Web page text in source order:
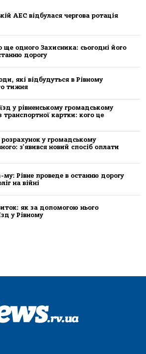
АЕС відбулася чергова ротація
ще одного Захисника: сьогодні його
дорогу
які відбудуться в Рівному
тижня
у рівненському громадському
транспортної картки: кого це
розрахунок у громадському
з'явився новий спосіб оплати
му: Рівне проведе в останню дорогу
на війні
як за допомогою нього
у Рівному